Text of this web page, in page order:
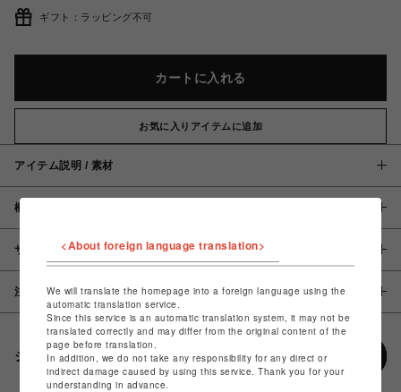
ギフト：ラッピング不可
カートに入れる
お気に入りアイテムに追加
アイテム説明 / 素材
概要
サイズ
注意事項
シェアする
<About foreign language translation>
We will translate the homepage into a foreign language using the
automatic translation service.
Since this service is an automatic translation system, it may not be
translated correctly and may differ from the original content of the
page before translation.
In addition, we do not take any responsibility for any direct or
indirect damage caused by using this service. Thank you for your
understanding in advance.